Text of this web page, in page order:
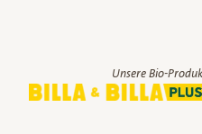
Unsere Bio-